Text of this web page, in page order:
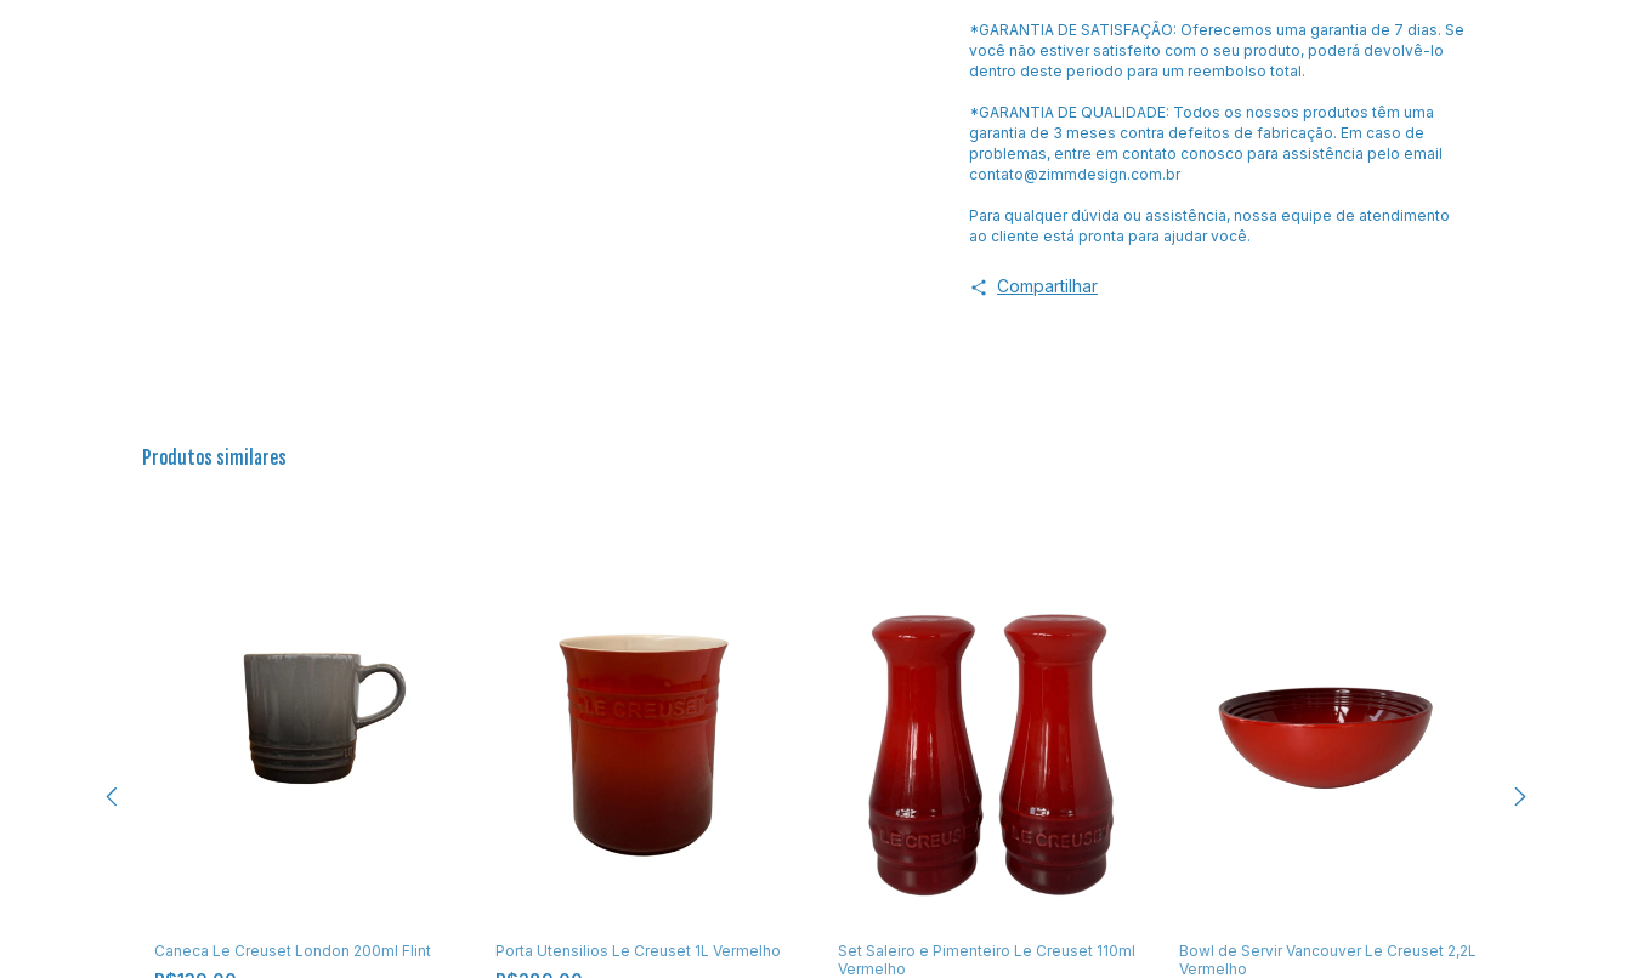
*GARANTIA DE SATISFAÇÃO: Oferecemos uma garantia de 7 dias. Se
você não estiver satisfeito com o seu produto, poderá devolvê-lo
dentro deste periodo para um reembolso total.
*GARANTIA DE QUALIDADE: Todos os nossos produtos têm uma
garantia de 3 meses contra defeitos de fabricação. Em caso de
problemas, entre em contato conosco para assistência pelo email
contato@zimmdesign.com.br
Para qualquer dúvida ou assistência, nossa equipe de atendimento
ao cliente está pronta para ajudar você.
Compartilhar
Produtos similares
Caneca Le Creuset London 200ml Flint Porta Utensilios Le Creuset 1L Vermelho
Set Saleiro e Pimenteiro Le Creuset 110ml
Vermelho
Bowl de Servir Vancouver Le Creuset 2,2L
Vermelho